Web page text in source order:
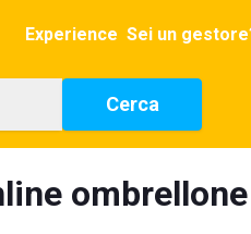
Experience Sei un
Cerca